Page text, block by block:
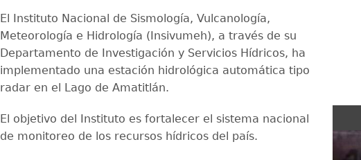
El Instituto Nacional de Sismología, Vulcanología,
Meteorología e Hidrología (Insivumeh), a través de su
Departamento de Investigación y Servicios Hídricos, ha
implementado una estación hidrológica automática tipo
radar en el Lago de Amatitlán.
El objetivo del Instituto es fortalecer el sistema nacional
de monitoreo de los recursos hídricos del país.